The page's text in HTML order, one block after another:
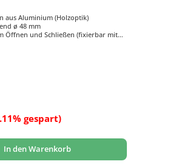
aus Aluminium (Holzoptik)
ø 48 mm
Öffnen und Schließen (fixierbar mit
gespart)
In den Warenkorb